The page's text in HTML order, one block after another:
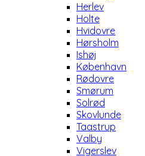
Herlev
Holte
Hvidovre
Hørsholm
Ishøj
København
Rødovre
Smørum
Solrød
Skovlunde
Taastrup
Valby
Vigerslev